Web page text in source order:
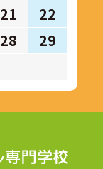
21
22
28
29